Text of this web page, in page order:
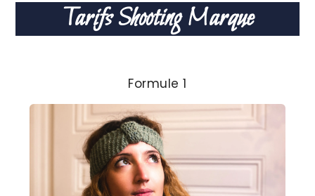
Tarifs Shooting Marque
Formule 1